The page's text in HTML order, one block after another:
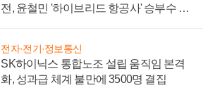
전, 윤철민 '하이브리드 항공사' 승부수 통
전자·전기·정보통신
SK하이닉스 통합노조 설립 움직임 본격
화, 성과급 체계 불만에 3500명 결집